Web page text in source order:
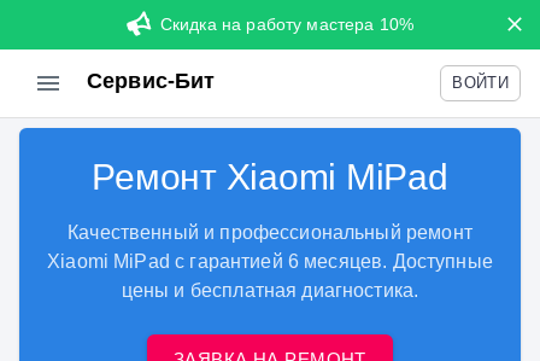
Скидка на работу мастера 10%
Сервис-Бит ВОЙТИ
Ремонт Xiaomi MiPad
Качественный и профессиональный ремонт
Xiaomi MiPad с гарантией 6 месяцев. Доступные
цены и бесплатная диагностика.